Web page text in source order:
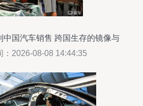
中国汽车销售 跨国生存的镜像与
警示
：2026-08-08 14:44:35